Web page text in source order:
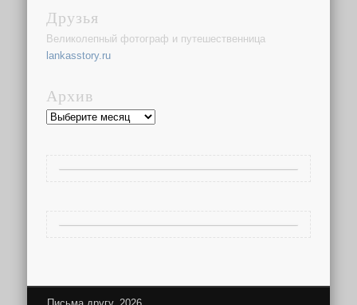
Друзья
Великолепный фотограф и путешественница
lankasstory.ru
Архив
Архив
Письма другу, 2026